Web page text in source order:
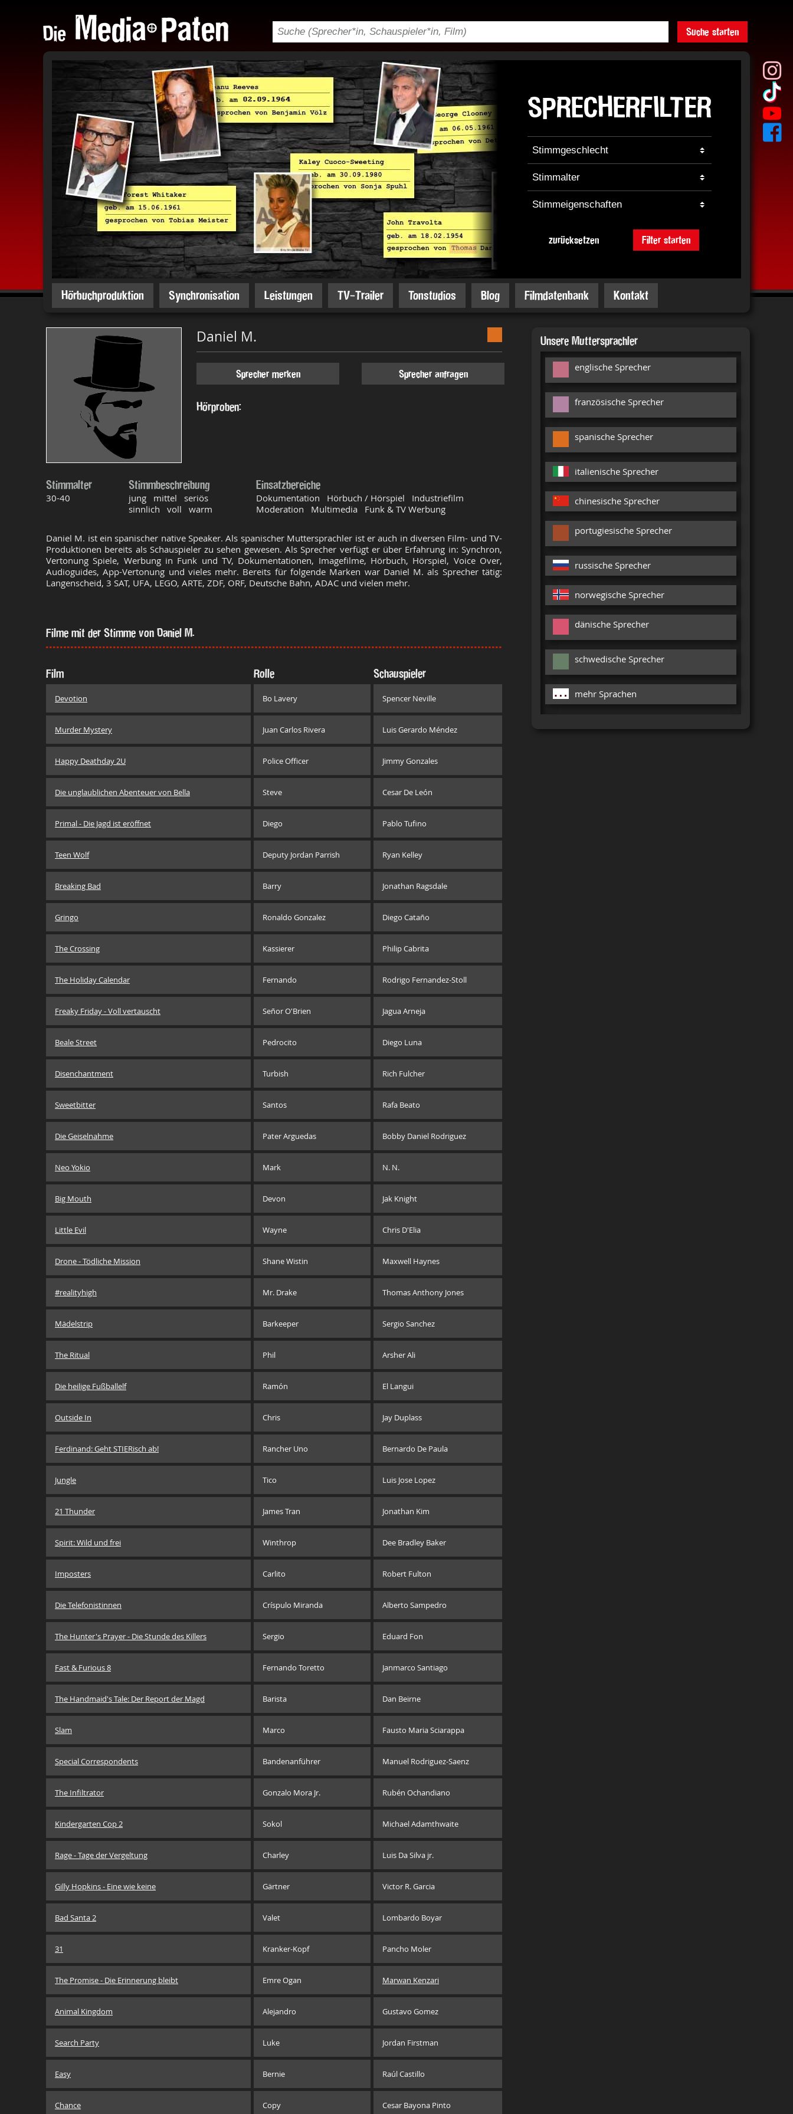
Suche starten
SPRECHERFILTER
zurücksetzen Filter starten
Hörbuchproduktion Synchronisation Leistungen TV-Trailer Tonstudios Blog Filmdatenbank Kontakt
Daniel M.
Sprecher merken Sprecher anfragen
Hörproben:
Stimmalter Stimmbeschreibung Einsatzbereiche
30-40
jung mittel seriös
sinnlich voll warm
Dokumentation Hörbuch / Hörspiel Industriefilm
Moderation Multimedia Funk & TV Werbung
Daniel M. ist ein spanischer native Speaker. Als spanischer Muttersprachler ist er auch in diversen Film- und TV-
Produktionen bereits als Schauspieler zu sehen gewesen. Als Sprecher verfügt er über Erfahrung in: Synchron,
Vertonung Spiele, Werbung in Funk und TV, Dokumentationen, Imagefilme, Hörbuch, Hörspiel, Voice Over,
Audioguides, App-Vertonung und vieles mehr. Bereits für folgende Marken war Daniel M. als Sprecher tätig:
Langenscheid, 3 SAT, UFA, LEGO, ARTE, ZDF, ORF, Deutsche Bahn, ADAC und vielen mehr.
Filme mit der Stimme von Daniel M.
Film Rolle Schauspieler
Devotion Bo Lavery Spencer Neville
Murder Mystery Juan Carlos Rivera Luis Gerardo Méndez
Happy Deathday 2U Police Officer Jimmy Gonzales
Die unglaublichen Abenteuer von Bella Steve Cesar De León
Primal - Die Jagd ist eröffnet Diego Pablo Tufino
Teen Wolf Deputy Jordan Parrish Ryan Kelley
Breaking Bad Barry Jonathan Ragsdale
Gringo Ronaldo Gonzalez Diego Cataño
The Crossing Kassierer Philip Cabrita
The Holiday Calendar Fernando Rodrigo Fernandez-Stoll
Freaky Friday - Voll vertauscht Señor O'Brien Jagua Arneja
Beale Street Pedrocito Diego Luna
Disenchantment Turbish Rich Fulcher
Sweetbitter Santos Rafa Beato
Die Geiselnahme Pater Arguedas Bobby Daniel Rodriguez
Neo Yokio Mark N. N.
Big Mouth Devon Jak Knight
Little Evil Wayne Chris D'Elia
Drone - Tödliche Mission Shane Wistin Maxwell Haynes
#realityhigh Mr. Drake Thomas Anthony Jones
Mädelstrip Barkeeper Sergio Sanchez
The Ritual Phil Arsher Ali
Die heilige Fußballelf Ramón El Langui
Outside In Chris Jay Duplass
Ferdinand: Geht STIERisch ab! Rancher Uno Bernardo De Paula
Jungle Tico Luis Jose Lopez
21 Thunder James Tran Jonathan Kim
Spirit: Wild und frei Winthrop Dee Bradley Baker
Imposters Carlito Robert Fulton
Die Telefonistinnen Críspulo Miranda Alberto Sampedro
The Hunter's Prayer - Die Stunde des Killers Sergio Eduard Fon
Fast & Furious 8 Fernando Toretto Janmarco Santiago
The Handmaid's Tale: Der Report der Magd Barista Dan Beirne
Slam Marco Fausto Maria Sciarappa
Special Correspondents Bandenanführer Manuel Rodriguez-Saenz
The Infiltrator Gonzalo Mora Jr. Rubén Ochandiano
Kindergarten Cop 2 Sokol Michael Adamthwaite
Rage - Tage der Vergeltung Charley Luis Da Silva jr.
Gilly Hopkins - Eine wie keine Gärtner Victor R. Garcia
Bad Santa 2 Valet Lombardo Boyar
31 Kranker-Kopf Pancho Moler
The Promise - Die Erinnerung bleibt Emre Ogan Marwan Kenzari
Animal Kingdom Alejandro Gustavo Gomez
Search Party Luke Jordan Firstman
Easy Bernie Raúl Castillo
Chance Copy Cesar Bayona Pinto
Unsere Muttersprachler
englische Sprecher
französische Sprecher
spanische Sprecher
italienische Sprecher
chinesische Sprecher
portugiesische Sprecher
russische Sprecher
norwegische Sprecher
dänische Sprecher
schwedische Sprecher
mehr Sprachen